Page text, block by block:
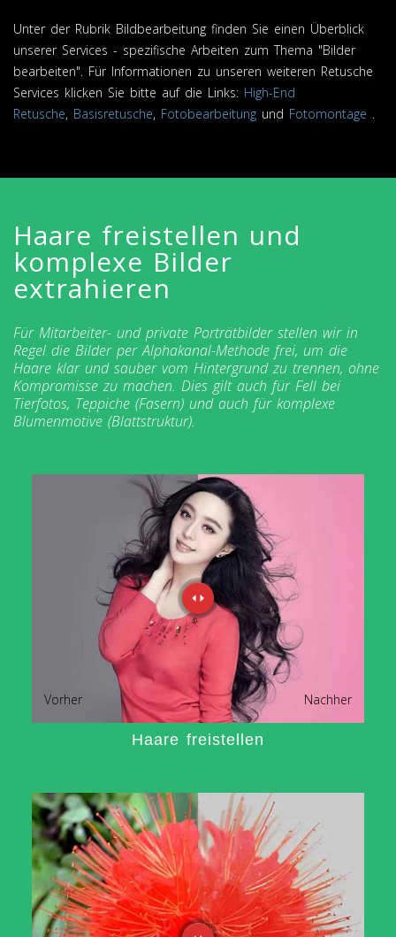
Unter der Rubrik Bildbearbeitung finden Sie einen Überblick
unserer Services - spezifische Arbeiten zum Thema "Bilder
bearbeiten". Für Informationen zu unseren weiteren Retusche
Services klicken Sie bitte auf die Links: High-End
Retusche, Basisretusche, Fotobearbeitung und Fotomontage
Haare freistellen und
komplexe Bilder
extrahieren
Für Mitarbeiter- und private Porträtbilder stellen wir in
Regel die Bilder per Alphakanal-Methode frei, um die
Haare klar und sauber vom Hintergrund zu trennen, ohne
Kompromisse zu machen. Dies gilt auch für Fell bei
Tierfotos, Teppiche (Fasern) und auch für komplexe
Blumenmotive (Blattstruktur).
Nachher
Vorher
Haare freistellen